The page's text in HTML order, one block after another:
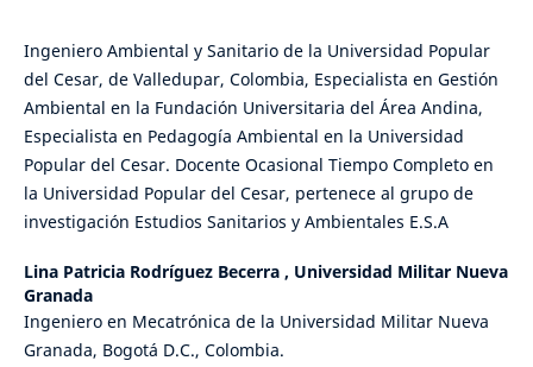
Ingeniero Ambiental y Sanitario de la Universidad Popular
del Cesar, de Valledupar, Colombia, Especialista en Gestión
Ambiental en la Fundación Universitaria del Área Andina,
Especialista en Pedagogía Ambiental en la Universidad
Popular del Cesar. Docente Ocasional Tiempo Completo en
la Universidad Popular del Cesar, pertenece al grupo de
investigación Estudios Sanitarios y Ambientales E.S.A
Lina Patricia Rodríguez Becerra , Universidad Militar Nueva
Granada
Ingeniero en Mecatrónica de la Universidad Militar Nueva
Granada, Bogotá D.C., Colombia.